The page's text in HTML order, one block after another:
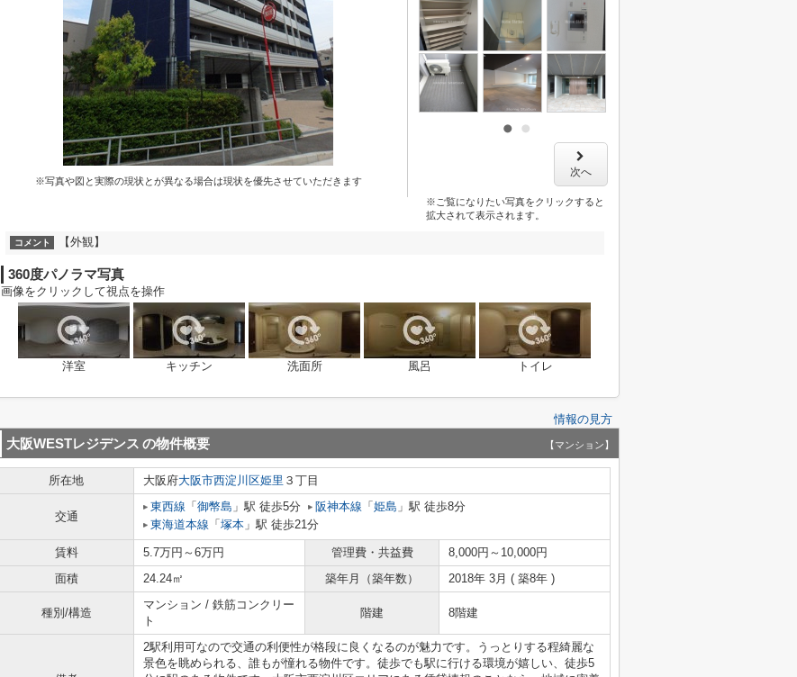
※写真や図と実際の現状とが異なる場合は現状を優先させていただきます
次へ
※ご覧になりたい写真をクリックすると
拡大されて表示されます。
コメント 【外観】
360度パノラマ写真
画像をクリックして視点を操作
洋室 キッチン 洗面所 風呂 トイレ
情報の見方
大阪WESTレジデンス の物件概要 【マンション】
所在地 大阪府大阪市西淀川区姫里 ３丁目
交通
東西線 「 御幣島 」駅 徒歩5分 阪神本線 「 姫島 」駅 徒歩8分
東海道本線 「 塚本 」駅 徒歩21分
賃料 5.7万円～6万円 管理費・共益費
8,000円～10,000円
面積
24.24㎡ 築年月（築年数） 2018年 3月 ( 築8年 )
種別/構造
マンション / 鉄筋コンクリー
ト
階建 8階建
2駅利用可なので交通の利便性が格段に良くなるのが魅力です。うっとりする程綺麗な
景色を眺められる、誰もが憧れる物件です。徒歩でも駅に行ける環境が嬉しい、徒歩5